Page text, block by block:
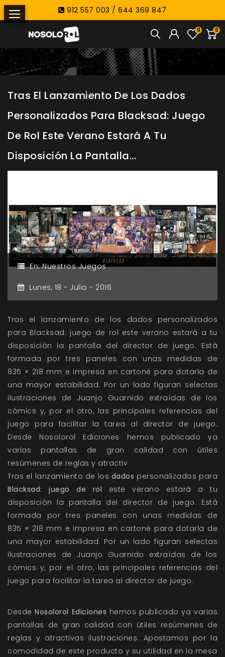
912 557 003 / 644 369 847
0
0
Tras El Lanzamiento De Los Dados
Personalizados Para Blacksad: Juego
De Rol Este Verano Estará A Tu
Disposición La Pantalla...
En:Nuestros Juegos
Lunes, 18 - Julio - 2016
Tras el lanzamiento de los dados personalizados
para Blacksad: juego de rol este verano estará a tu
disposición la pantalla del director de juego. Está
formada por tres paneles con unas medidas de
835 × 218 mm e impresa en cartoné para dotarla de
una mayor estabilidad. Por un lado figuran selectas
ilustraciones de Juanjo Guarnido extraídas de los
cómics y, por el otro, las principales referencias del
juego para facilitar la tarea al director de juego.
Desde Nosolorol Ediciones hemos publicado ya
varias pantallas de gran calidad con útiles
resúmenes de reglas y atractiv
Tras el lanzamiento de los dados personalizados para
Blacksad: juego de rol este verano estará a tu
disposición la pantalla del director de juego. Está
formada por tres paneles con unas medidas de
835 × 218 mm e impresa en cartoné para dotarla de
una mayor estabilidad. Por un lado figuran selectas
ilustraciones de Juanjo Guarnido extraídas de los
cómics y, por el otro, las principales referencias del
juego para facilitar la tarea al director de juego.
DesdeNosolorol Ediciones hemos publicado ya varias
pantallas de gran calidad con útiles resúmenes de
reglas y atractivas ilustraciones. Apostamos por la
comodidad de este producto y su utilidad en la mesa